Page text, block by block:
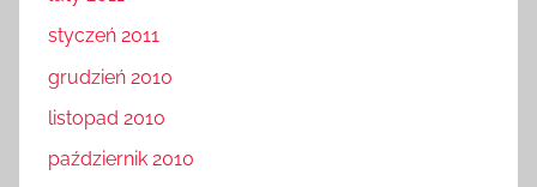
styczeń 2011
grudzień 2010
listopad 2010
październik 2010